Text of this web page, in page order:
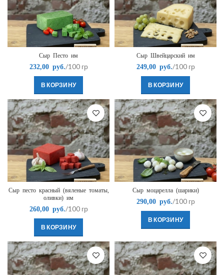
Сыр Песто им
232,00руб. /100 гр
В КОРЗИНУ
Сыр Швейцарский им
249,00руб. /100 гр
В КОРЗИНУ
Сыр песто красный (вяленые томаты,
оливки) им
260,00руб. /100 гр
В КОРЗИНУ
Сыр моцарелла (шарики)
290,00руб. /100 гр
В КОРЗИНУ